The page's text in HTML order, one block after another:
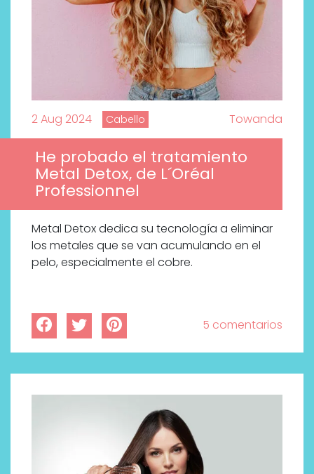
2 Aug 2024 Cabello Towanda
He probado el tratamiento
Metal Detox, de L´Oréal
Professionnel
Metal Detox dedica su tecnología a eliminar
los metales que se van acumulando en el
pelo, especialmente el cobre.
5 comentarios